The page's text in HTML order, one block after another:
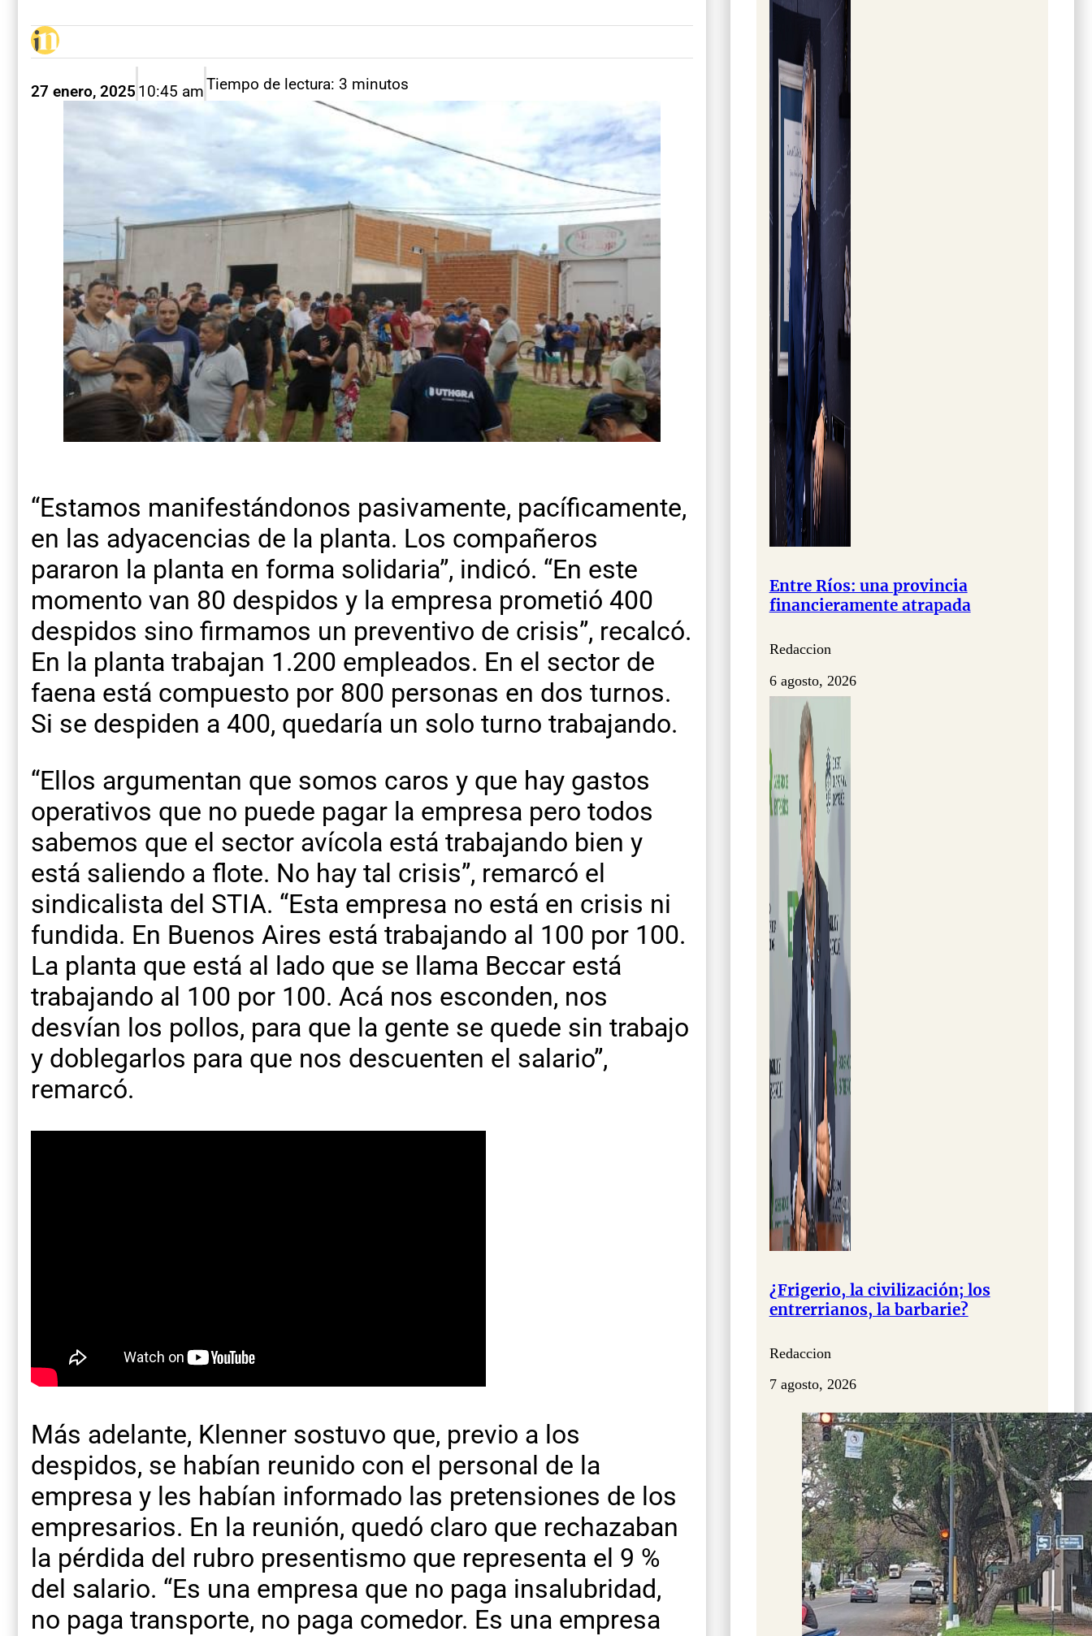
27 enero, 2025 10:45 amTiempo de lectura: 3 minutos
“Estamos manifestándonos pasivamente, pacíficamente,
en las adyacencias de la planta. Los compañeros
pararon la planta en forma solidaria”, indicó. “En este
momento van 80 despidos y la empresa prometió 400
despidos sino firmamos un preventivo de crisis”, recalcó.
En la planta trabajan 1.200 empleados. En el sector de
faena está compuesto por 800 personas en dos turnos.
Si se despiden a 400, quedaría un solo turno trabajando.
“Ellos argumentan que somos caros y que hay gastos
operativos que no puede pagar la empresa pero todos
sabemos que el sector avícola está trabajando bien y
está saliendo a flote. No hay tal crisis”, remarcó el
sindicalista del STIA. “Esta empresa no está en crisis ni
fundida. En Buenos Aires está trabajando al 100 por 100.
La planta que está al lado que se llama Beccar está
trabajando al 100 por 100. Acá nos esconden, nos
desvían los pollos, para que la gente se quede sin trabajo
y doblegarlos para que nos descuenten el salario”,
remarcó.
Más adelante, Klenner sostuvo que, previo a los
despidos, se habían reunido con el personal de la
empresa y les habían informado las pretensiones de los
empresarios. En la reunión, quedó claro que rechazaban
la pérdida del rubro presentismo que representa el 9 %
del salario. “Es una empresa que no paga insalubridad,
no paga transporte, no paga comedor. Es una empresa
Entre Ríos: una provincia
financieramente atrapada
Redaccion
6 agosto, 2026
¿Frigerio, la civilización; los
entrerrianos, la barbarie?
Redaccion
7 agosto, 2026